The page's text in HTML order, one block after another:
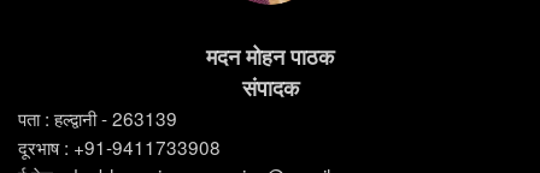
मदन मोहन पाठक
संपादक
पता : हल्द्वानी - 263139
दूरभाष : +91-9411733908